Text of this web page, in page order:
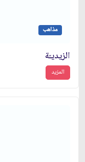
مذاهب
الزيديـّة
المزيد